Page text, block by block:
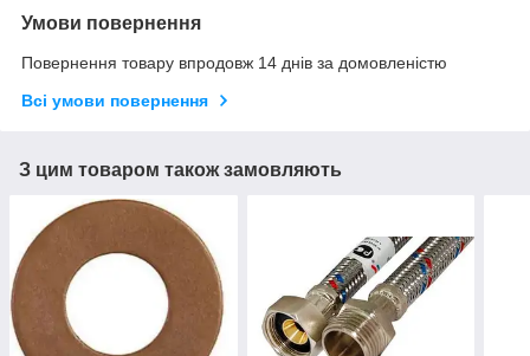
Умови повернення
Повернення товару впродовж 14 днів за домовленістю
Всі умови повернення
З цим товаром також замовляють